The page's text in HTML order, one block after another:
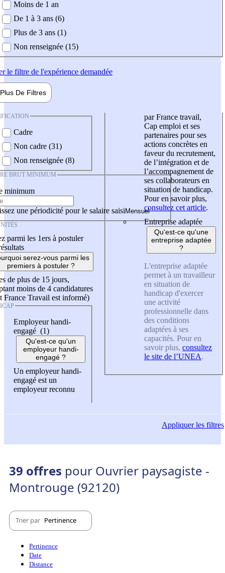
demandée
Moins de 1 an
De 1 à 3 ans (6)
Plus de 3 ans (1)
Non renseignée (15)
le filtre de l'expérience demandée
Plus De Filtres
Cadre
Non cadre (31)
Non renseignée (8)
BRUT MINIMUM
minimum
une périodicité pour le salaire saisi
parmi les 1ers à postuler
serez-vous parmi les
premiers à postuler ?
de plus de 15 jours,
moins de 4 candidatures
France Travail est informé)
Employeur handi-
engagé (1)
Qu'est-ce qu'un
employeur handi-
engagé ?
Un employeur handi-
engagé est un
employeur reconnu
par France travail,
Cap emploi et ses
partenaires pour ses
actions concrètes en
faveur du recrutement,
de l’intégration et de
l’accompagnement de
ses collaborateurs en
situation de handicap.
Pour en savoir plus,
consultez cet article.
Entreprise adaptée
Qu'est-ce qu'une
entreprise adaptée
?
L'entreprise adaptée
permet à un travailleur
en situation de
handicap d'exercer
une activité
professionnelle dans
des conditions
adaptées à ses
capacités. Pour en
savoir plus, consultez
le site de l’UNEA.
Appliquerles filtres
39 offres pour Ouvrier paysagiste -
Montrouge (92120)
Trier par Pertinence
Pertinence
Date
Distance